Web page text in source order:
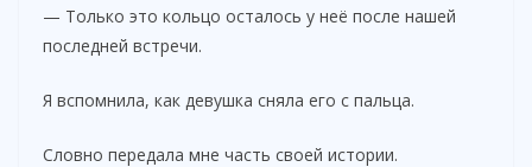
— Только это кольцо осталось у неё после нашей
последней встречи.
Я вспомнила, как девушка сняла его с пальца.
Словно передала мне часть своей истории.